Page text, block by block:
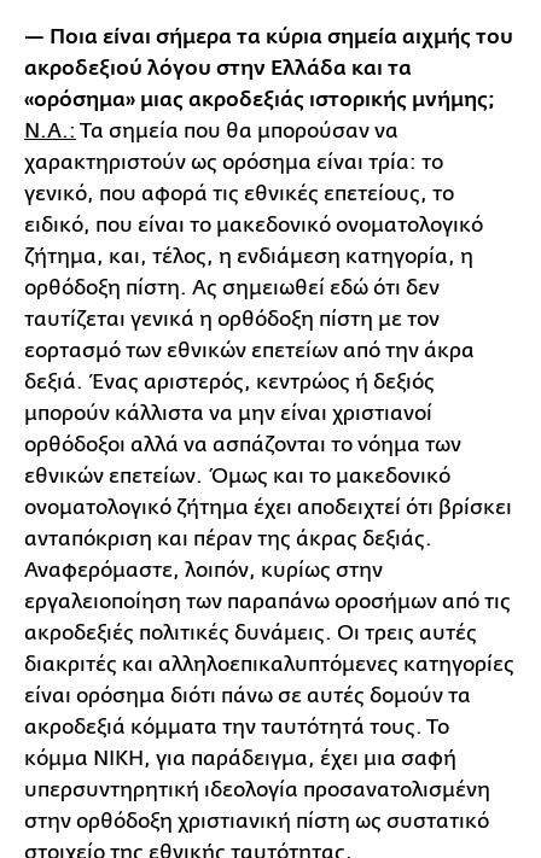
— Ποια είναι σήμερα τα κύρια σημεία αιχμής του
ακροδεξιού λόγου στην Ελλάδα και τα
«ορόσημα» μιας ακροδεξιάς ιστορικής μνήμης;
Ν.Α.: Τα σημεία που θα μπορούσαν να
χαρακτηριστούν ως ορόσημα είναι τρία: το
γενικό, που αφορά τις εθνικές επετείους, το
ειδικό, που είναι το μακεδονικό ονοματολογικό
ζήτημα, και, τέλος, η ενδιάμεση κατηγορία, η
ορθόδοξη πίστη. Ας σημειωθεί εδώ ότι δεν
ταυτίζεται γενικά η ορθόδοξη πίστη με τον
εορτασμό των εθνικών επετείων από την άκρα
δεξιά. Ένας αριστερός, κεντρώος ή δεξιός
μπορούν κάλλιστα να μην είναι χριστιανοί
ορθόδοξοι αλλά να ασπάζονται το νόημα των
εθνικών επετείων. Όμως και το μακεδονικό
ονοματολογικό ζήτημα έχει αποδειχτεί ότι βρίσκει
ανταπόκριση και πέραν της άκρας δεξιάς.
Αναφερόμαστε, λοιπόν, κυρίως στην
εργαλειοποίηση των παραπάνω οροσήμων από τις
ακροδεξιές πολιτικές δυνάμεις. Οι τρεις αυτές
διακριτές και αλληλοεπικαλυπτόμενες κατηγορίες
είναι ορόσημα διότι πάνω σε αυτές δομούν τα
ακροδεξιά κόμματα την ταυτότητά τους. Το
κόμμα ΝΙΚΗ, για παράδειγμα, έχει μια σαφή
υπερσυντηρητική ιδεολογία προσανατολισμένη
στην ορθόδοξη χριστιανική πίστη ως συστατικό
στοιχείο της εθνικής ταυτότητας,